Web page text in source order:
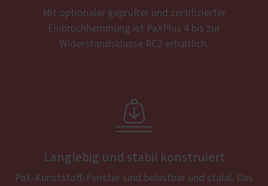
Mit optionaler geprüfter und zertifizierter
Einbruchhemmung ist PaXPlus 4 bis zur
Widerstandsklasse RC2 erhältlich.

Langlebig und stabil konstruiert
PaX-Kunststoff-Fenster sind belastbar und stabil. Das